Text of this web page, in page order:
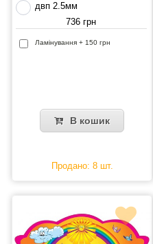
двп 2.5мм
736 грн
Ламінування + 150 грн
В кошик
Продано: 8 шт.